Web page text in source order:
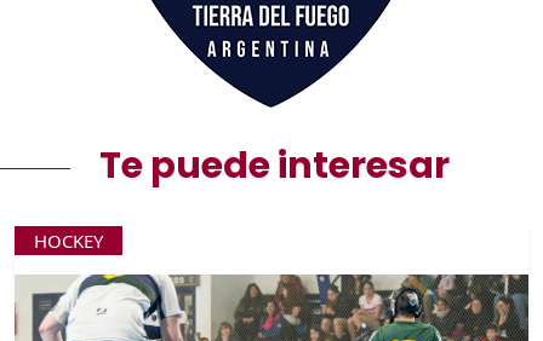
Te puede interesar
HOCKEY